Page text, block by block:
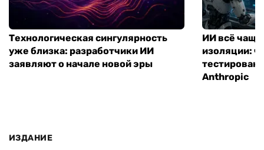
Технологическая сингулярность
уже близка: разработчики ИИ
заявляют о начале новой эры
ИИ всё
изоляции:
Anthropic
ИЗДАНИЕ